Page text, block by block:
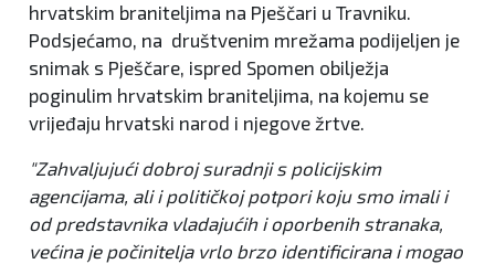
hrvatskim braniteljima na Pješčari u Travniku.
Podsjećamo, na društvenim mrežama podijeljen je
snimak s Pješčare, ispred Spomen obilježja
poginulim hrvatskim braniteljima, na kojemu se
vrijeđaju hrvatski narod i njegove žrtve.
"Zahvaljujući dobroj suradnji s policijskim
agencijama, ali i političkoj potpori koju smo imali i
od predstavnika vladajućih i oporbenih stranaka,
većina je počinitelja vrlo brzo identificirana i mogao